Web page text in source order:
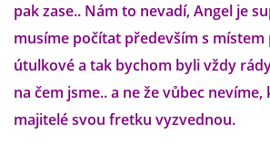
CESTOVÁNÍ S FRETKOU
JEDNA ČÍ VÍCE FRETEK?
KASTRACE
pak zase.. Nám to nevadí, Angel je
musíme počítat především s
útulkové a tak bychom byli vždy
na čem jsme.. a ne že vůbec nevíme,
majitelé svou fretku vyzvednou.